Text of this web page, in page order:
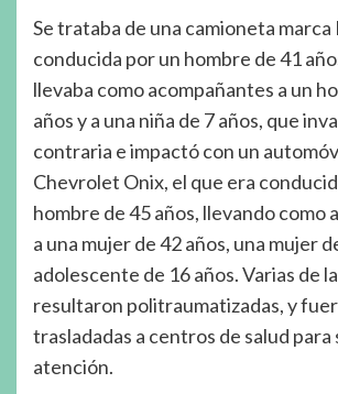
Se trataba de una camioneta marca
conducida por un hombre de 41
llevaba como acompañantes a un
años y a una niña de 7 años, que
contraria e impactó con un
Chevrolet Onix, el que era
hombre de 45 años, llevando como
a una mujer de 42 años, una mujer
adolescente de 16 años. Varias de
resultaron politraumatizadas, y
trasladadas a centros de salud para
atención.